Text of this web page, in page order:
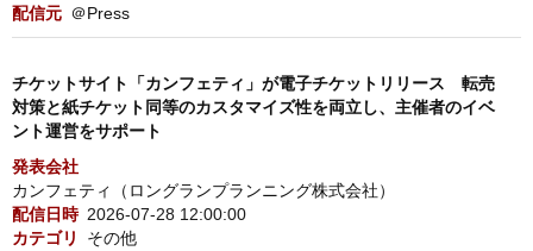
配信元 ＠Press
チケットサイト「カンフェティ」が電子チケットリリース 転売
対策と紙チケット同等のカスタマイズ性を両立し、主催者のイベ
ント運営をサポート
発表会社
カンフェティ（ロングランプランニング株式会社）
配信日時 2026-07-28 12:00:00
カテゴリ
その他